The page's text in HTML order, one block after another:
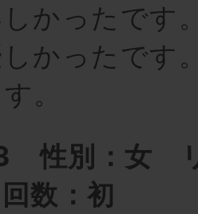
かったです
かったです
。
性別：女
数：初